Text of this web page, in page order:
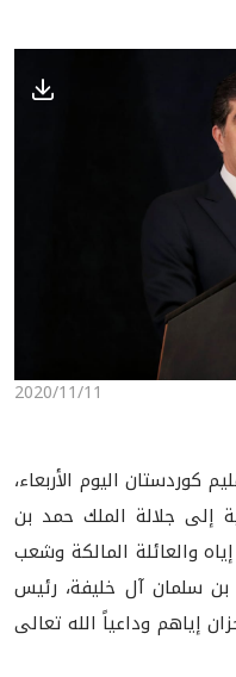
2020/11/11
كوردستان اليوم الأربعاء،
برقية تعزية إلى جلالة الملك حمد بن
والعائلة المالكة وشعب
بن سلمان آل خليفة، رئيس
إياهم وداعياً الله تعالى